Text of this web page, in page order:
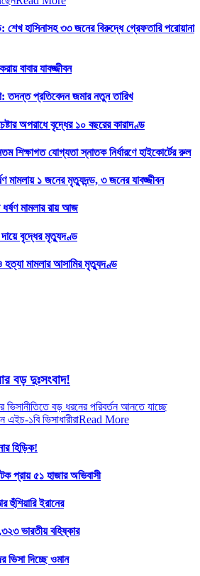
শেখ হাসিনাসহ ৩৩ জনের বিরুদ্ধে গ্রেফতারি পরোয়ানা
বাবার যাবজ্জীবন
তদন্ত প্রতিবেদন জমার নতুন তারিখ
অপরাধে বৃদ্ধের ১০ বছরের কারাদণ্ড
শিক্ষাগত যোগ্যতা স্নাতক নির্ধারণে হাইকোর্টের রুল
মামলায় ১ জনের মৃত্যুদন্ড, ৩ জনের যাবজ্জীবন
মামলার রায় আজ
দায়ে বৃদ্ধের মৃত্যুদণ্ড
ও হত্যা মামলার আসামির মৃত্যুদণ্ড
বড় দুঃসংবাদ!
বড় ধরনের পরিবর্তন আনতে যাচ্ছে
এইচ-১বি ভিসাধারীরাRead More
হিড়িক!
প্রায় ৫১ হাজার অভিবাসী
হুঁশিয়ারি ইরানের
ভারতীয় বহিষ্কার
ভিসা দিচ্ছে ওমান